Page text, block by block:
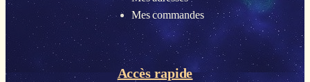
Mes commandes
Accès rapide